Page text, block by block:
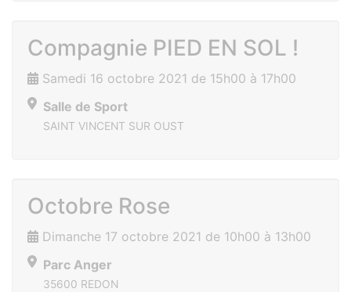
Compagnie PIED EN SOL !
Samedi 16 octobre 2021 de 15h00 à 17h00
Salle de Sport
SAINT VINCENT SUR OUST
Octobre Rose
Dimanche 17 octobre 2021 de 10h00 à 13h00
Parc Anger
35600 REDON